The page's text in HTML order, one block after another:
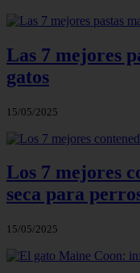
Las 7 mejores
gatos
15/05/2025
Los 7 mejores
seca para
15/05/2025